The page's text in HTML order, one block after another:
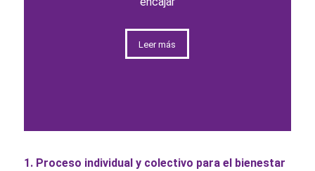
Leer más
1. Proceso individual y colectivo para el bienestar